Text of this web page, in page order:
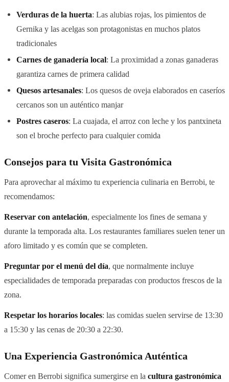
Verduras de la huerta: Las alubias rojas, los pimientos de
Gernika y las acelgas son protagonistas en muchos platos
tradicionales
Carnes de ganadería local: La proximidad a zonas ganaderas
garantiza carnes de primera calidad
Quesos artesanales: Los quesos de oveja elaborados en caseríos
cercanos son un auténtico manjar
Postres caseros: La cuajada, el arroz con leche y los pantxineta
son el broche perfecto para cualquier comida
Consejos para tu Visita Gastronómica
Para aprovechar al máximo tu experiencia culinaria en Berrobi, te
recomendamos:
Reservar con antelación, especialmente los fines de semana y
durante la temporada alta. Los restaurantes familiares suelen tener un
aforo limitado y es común que se completen.
Preguntar por el menú del día, que normalmente incluye
especialidades de temporada preparadas con productos frescos de la
zona.
Respetar los horarios locales: las comidas suelen servirse de 13:30
a 15:30 y las cenas de 20:30 a 22:30.
Una Experiencia Gastronómica Auténtica
Comer en Berrobi significa sumergirse en la cultura gastronómica